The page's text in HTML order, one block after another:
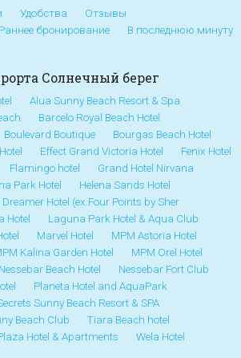
Удобства
Отзывы
Раннее бронирование
В последнюю минуту
Солнечный берег
Alua Sunny Beach Resort & Spa
Barcelo Royal Beach Hotel
Boulevard Boutique
Bourgas Beach Hotel
Effect Grand Victoria Hotel
Fenix Hotel
Flamingo hotel
Grand Hotel Nirvana
Park Hotel
Helena Sands Hotel
Dreamer Hotel (ex.Four Points by Sher
Hotel
Laguna Park Hotel & Aqua Club
Marvel Hotel
MPM Astoria Hotel
Kalina Garden Hotel
MPM Orel Hotel
Nessebar Beach Hotel
Nessebar Fort Club
Planeta Hotel and AquaPark
Sunny Beach Resort & SPA
Beach Club
Tiara Beach hotel
Hotel & Apartments Wela Hotel